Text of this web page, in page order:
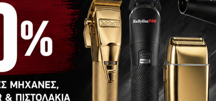
€ 13,00
ΠΡΟΣΘΉΚΗ ΣΤΟ ΚΑΛΆΘΙ
Shampoo
Morgans Dandruf Control Shampoo
21,00